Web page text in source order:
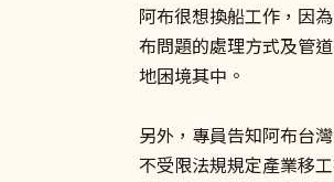
阿布很想換船工作，因
布問題的處理方式及管
地困境其中。
另外，專員告知阿布台
不受限法規規定產業移